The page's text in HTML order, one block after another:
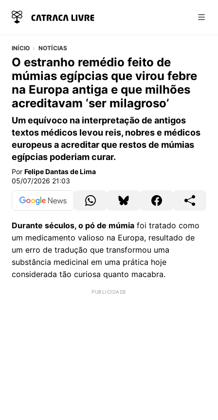
INÍCIO NOTÍCIAS
O estranho remédio feito de
múmias egípcias que virou febre
na Europa antiga e que milhões
acreditavam ‘ser milagroso’
Um equívoco na interpretação de antigos
textos médicos levou reis, nobres e médicos
europeus a acreditar que restos de múmias
egípcias poderiam curar.
Por Felipe Dantas de Lima
05/07/2026 21:03
Durante séculos, o pó de múmia foi tratado como
um medicamento valioso na Europa, resultado de
um erro de tradução que transformou uma
substância medicinal em uma prática hoje
considerada tão curiosa quanto macabra.